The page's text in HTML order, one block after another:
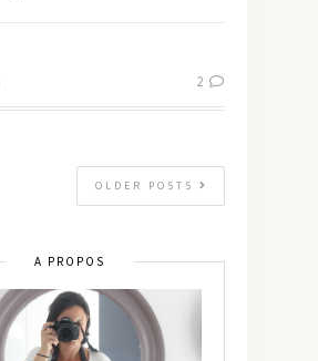
2
OLDER POSTS
A PROPOS